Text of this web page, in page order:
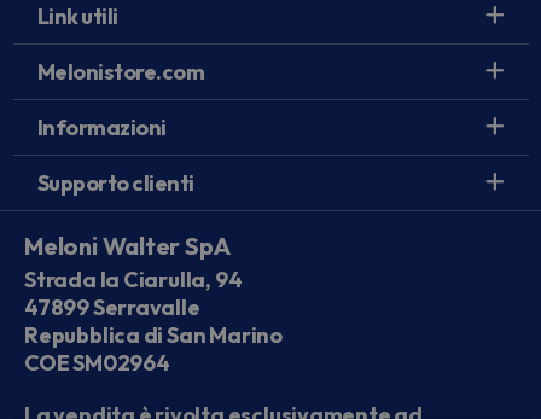
Link utili
Melonistore.com
Informazioni
Supporto clienti
Meloni Walter SpA
Strada la Ciarulla, 94
47899 Serravalle
Repubblica di San Marino
COE SM02964